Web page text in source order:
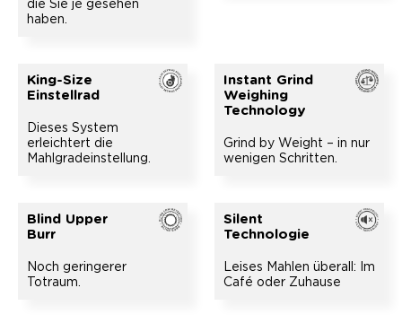
die Sie je gesehen
haben.
King-Size
Einstellrad
Dieses System
erleichtert die
Mahlgradeinstellung.
Instant Grind
Weighing
Technology
Grind by Weight – in nur
wenigen Schritten.
Blind Upper
Burr
Noch geringerer
Totraum.
Silent
Technologie
Leises Mahlen überall: Im
Café oder Zuhause